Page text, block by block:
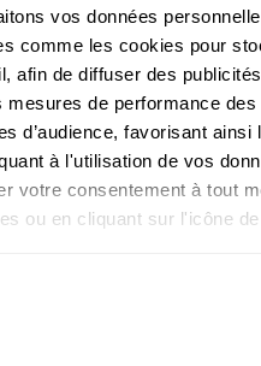
vos données
comme les cookies pour
afin de diffuser des
de performance
d’audience, favorisant ainsi
à l'utilisation de vos
votre consentement à tout
ou en cliquant sur l'icône
sur votre localisation
Frais de port offerts vers la
France métropolitaine
dès 60 € d'achat
hors abonnement